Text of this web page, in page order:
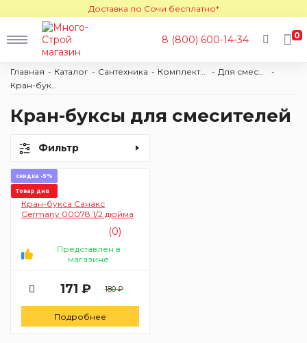
Доставка по Сочи бесплатно*
8 (800) 600-14-34 0
Главная Каталог Сантехника Комплектующие
Для смесителей
Кран-буксы
Кран-буксы для смесителей
Фильтр
скидка -5%
Товар дня
Кран-букса Санакс
Germany 00078 1/2 дюйма
(0)
Представлен в
магазине
171 ₽ 180 ₽
Подробнее